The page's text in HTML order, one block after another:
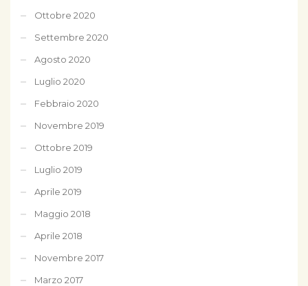
Ottobre 2020
Settembre 2020
Agosto 2020
Luglio 2020
Febbraio 2020
Novembre 2019
Ottobre 2019
Luglio 2019
Aprile 2019
Maggio 2018
Aprile 2018
Novembre 2017
Marzo 2017